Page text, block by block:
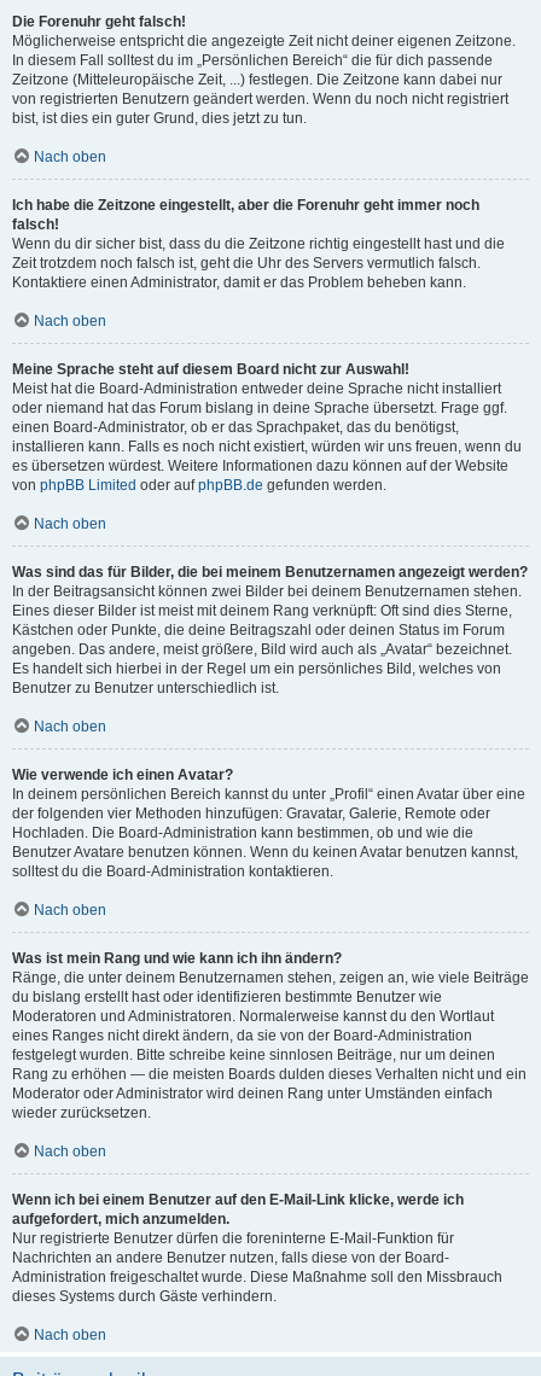
Die Forenuhr geht falsch!
Möglicherweise entspricht die angezeigte Zeit nicht deiner eigenen Zeitzone.
In diesem Fall solltest du im „Persönlichen Bereich“ die für dich passende
Zeitzone (Mitteleuropäische Zeit, ...) festlegen. Die Zeitzone kann dabei nur
von registrierten Benutzern geändert werden. Wenn du noch nicht registriert
bist, ist dies ein guter Grund, dies jetzt zu tun.
Nach oben
Ich habe die Zeitzone eingestellt, aber die Forenuhr geht immer noch
falsch!
Wenn du dir sicher bist, dass du die Zeitzone richtig eingestellt hast und die
Zeit trotzdem noch falsch ist, geht die Uhr des Servers vermutlich falsch.
Kontaktiere einen Administrator, damit er das Problem beheben kann.
Nach oben
Meine Sprache steht auf diesem Board nicht zur Auswahl!
Meist hat die Board-Administration entweder deine Sprache nicht installiert
oder niemand hat das Forum bislang in deine Sprache übersetzt. Frage ggf.
einen Board-Administrator, ob er das Sprachpaket, das du benötigst,
installieren kann. Falls es noch nicht existiert, würden wir uns freuen, wenn du
es übersetzen würdest. Weitere Informationen dazu können auf der Website
von phpBB Limited oder aufphpBB.de gefunden werden.
Nach oben
Was sind das für Bilder, die bei meinem Benutzernamen angezeigt werden?
In der Beitragsansicht können zwei Bilder bei deinem Benutzernamen stehen.
Eines dieser Bilder ist meist mit deinem Rang verknüpft: Oft sind dies Sterne,
Kästchen oder Punkte, die deine Beitragszahl oder deinen Status im Forum
angeben. Das andere, meist größere, Bild wird auch als „Avatar“ bezeichnet.
Es handelt sich hierbei in der Regel um ein persönliches Bild, welches von
Benutzer zu Benutzer unterschiedlich ist.
Nach oben
Wie verwende ich einen Avatar?
In deinem persönlichen Bereich kannst du unter „Profil“ einen Avatar über eine
der folgenden vier Methoden hinzufügen: Gravatar, Galerie, Remote oder
Hochladen. Die Board-Administration kann bestimmen, ob und wie die
Benutzer Avatare benutzen können. Wenn du keinen Avatar benutzen kannst,
solltest du die Board-Administration kontaktieren.
Nach oben
Was ist mein Rang und wie kann ich ihn ändern?
Ränge, die unter deinem Benutzernamen stehen, zeigen an, wie viele Beiträge
du bislang erstellt hast oder identifizieren bestimmte Benutzer wie
Moderatoren und Administratoren. Normalerweise kannst du den Wortlaut
eines Ranges nicht direkt ändern, da sie von der Board-Administration
festgelegt wurden. Bitte schreibe keine sinnlosen Beiträge, nur um deinen
Rang zu erhöhen — die meisten Boards dulden dieses Verhalten nicht und ein
Moderator oder Administrator wird deinen Rang unter Umständen einfach
wieder zurücksetzen.
Nach oben
Wenn ich bei einem Benutzer auf den E-Mail-Link klicke, werde ich
aufgefordert, mich anzumelden.
Nur registrierte Benutzer dürfen die foreninterne E-Mail-Funktion für
Nachrichten an andere Benutzer nutzen, falls diese von der Board-
Administration freigeschaltet wurde. Diese Maßnahme soll den Missbrauch
dieses Systems durch Gäste verhindern.
Nach oben